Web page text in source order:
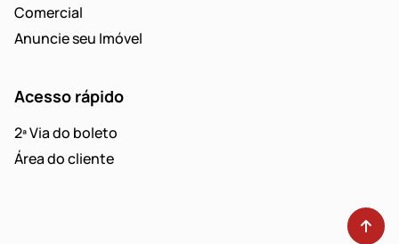
Comercial
Anuncie seu Imóvel
Acesso rápido
2ª Via do boleto
Área do cliente